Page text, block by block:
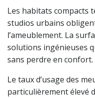
Les habitats compacts
studios urbains
l’ameublement. La
solutions ingénieuses
sans perdre en confort.
Le taux d’usage des
particulièrement élevé